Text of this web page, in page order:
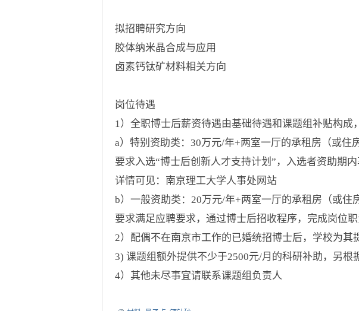
拟招聘研究方向
胶体纳米晶合成与应用
卤素钙钛矿材料相关方向
岗位待遇
1）全职博士后薪资待遇由基础待遇和课题组补贴构成
a）特别资助类：30万元/年+两室一厅的承租房（或住
要求入选“博士后创新人才支持计划”，入选者资助期内
详情可见：南京理工大学人事处网站
b）一般资助类：20万元/年+两室一厅的承租房（或住
要求满足应聘要求，通过博士后招收程序，完成岗位职
2）配偶不在南京市工作的已婚统招博士后，学校为其
3) 课题组额外提供不少于2500元/月的科研补助，另根
4）其他未尽事宜请联系课题组负责人